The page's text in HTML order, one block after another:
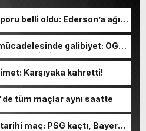
belli oldu: Ederson’a ağır
galibiyet: OGM
92 devirdi
Karşıyaka kahretti!
tüm maçlar aynı saatte
maç: PSG kaçtı, Bayern